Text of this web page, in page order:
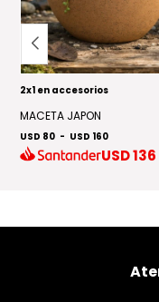
2x1 en accesorios
MACETA JAPON
USD 80 - USD 160
USD136